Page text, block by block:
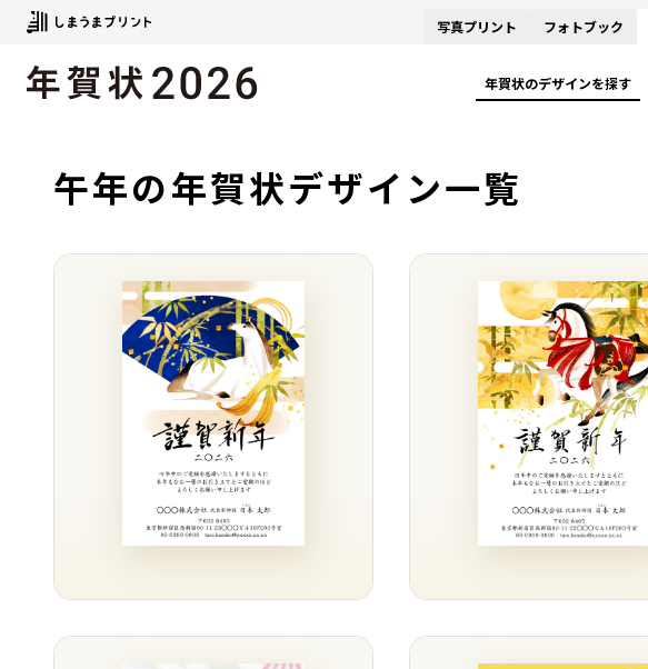
写真プリント フォトブック
年賀状のデザインを探す
午年の年賀状デザイン一覧